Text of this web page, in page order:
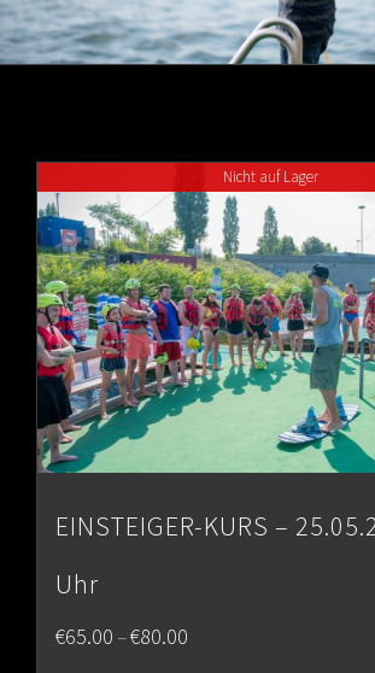
Nicht auf Lager
EINSTEIGER-KURS –
Uhr
€65.00–€80.00